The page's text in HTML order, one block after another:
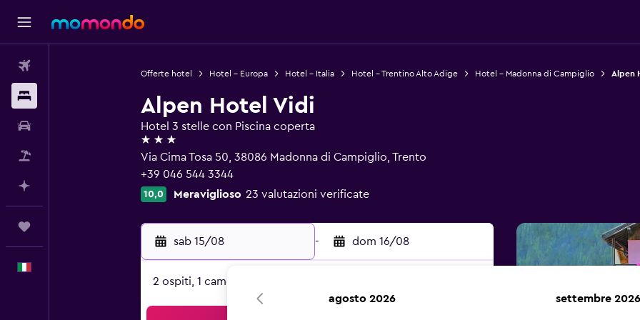
Offerte hotel Hotel - Europa Hotel - Italia Hotel - Trentino Alto Adige Hotel - Madonna di Campiglio Alpen
Alpen Hotel Vidi
Hotel 3 stelle con Piscina coperta
3 stelle
Via Cima Tosa 50, 38086 Madonna di Campiglio, Trento
+39 046 544 3344
10,0 Meraviglioso 23 valutazioni verificate
sab 15/08 - dom 16/08
2 ospiti, 1 camera
agosto 2026 settembre 2026